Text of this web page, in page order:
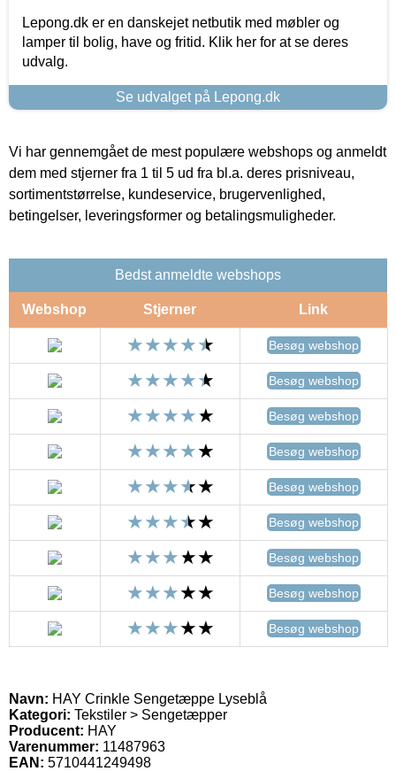
Lepong.dk er en danskejet netbutik med møbler og
lamper til bolig, have og fritid. Klik her for at se deres
udvalg.
Se udvalget på Lepong.dk
Vi har gennemgået de mest populære webshops og anmeldt
dem med stjerner fra 1 til 5 ud fra bl.a. deres prisniveau,
sortimentstørrelse, kundeservice, brugervenlighed,
betingelser, leveringsformer og betalingsmuligheder.
Bedst anmeldte webshops
Webshop Stjerner Link
Besøg webshop
Besøg webshop
Besøg webshop
Besøg webshop
Besøg webshop
Besøg webshop
Besøg webshop
Besøg webshop
Besøg webshop
Navn: HAY Crinkle Sengetæppe Lyseblå
Kategori: Tekstiler > Sengetæpper
Producent: HAY
Varenummer: 11487963
EAN: 5710441249498